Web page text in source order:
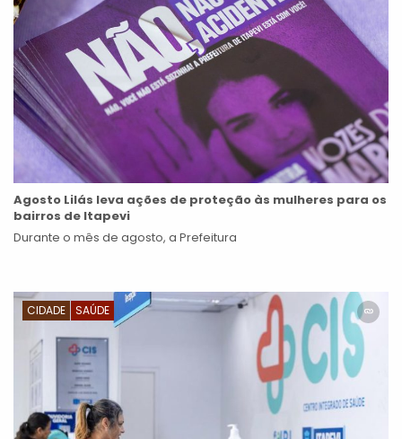
Agosto Lilás leva ações de proteção às mulheres para os
bairros de Itapevi
Durante o mês de agosto, a Prefeitura
CIDADE SAÚDE